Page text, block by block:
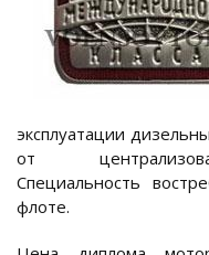
эксплуатации
от
Специальность
флоте.